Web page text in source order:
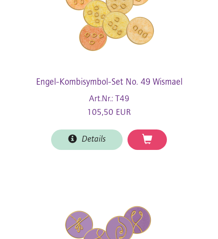
Engel-Kombisymbol-Set No. 49 Wismael
Art.Nr.: T49
105,50 EUR
Details